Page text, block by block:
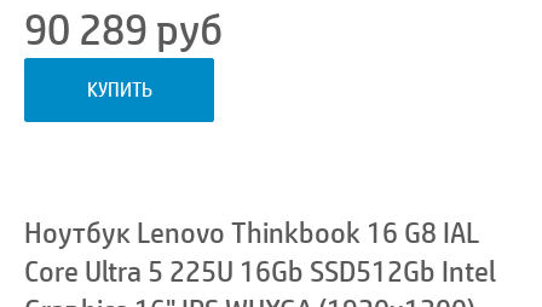
90 289руб
КУПИТЬ
Ноутбук Lenovo Thinkbook 16 G8 IAL
Core Ultra 5 225U 16Gb SSD512Gb Intel